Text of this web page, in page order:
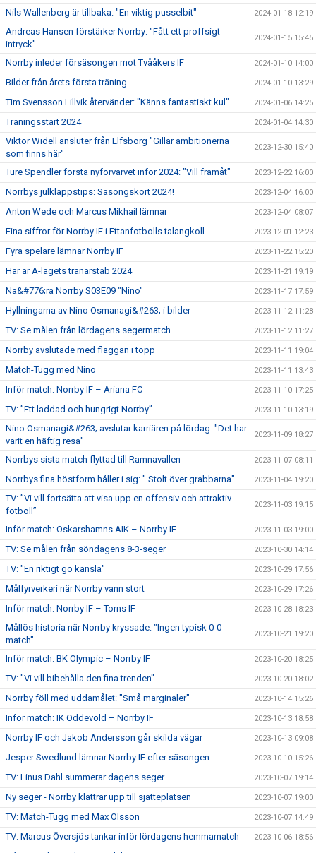
Nils Wallenberg är tillbaka: "En viktig pusselbit" 2024-01-18 12:19
Andreas Hansen förstärker Norrby: "Fått ett proffsigt
intryck"
2024-01-15 15:45
Norrby inleder försäsongen mot Tvååkers IF 2024-01-10 14:00
Bilder från årets första träning 2024-01-10 13:29
Tim Svensson Lillvik återvänder: "Känns fantastiskt kul" 2024-01-06 14:25
Träningsstart 2024 2024-01-04 14:30
Viktor Widell ansluter från Elfsborg "Gillar ambitionerna
som finns här"
2023-12-30 15:40
Ture Spendler första nyförvärvet inför 2024: "Vill framåt" 2023-12-22 16:00
Norrbys julklappstips: Säsongskort 2024! 2023-12-04 16:00
Anton Wede och Marcus Mikhail lämnar 2023-12-04 08:07
Fina siffror för Norrby IF i Ettanfotbolls talangkoll 2023-12-01 12:23
Fyra spelare lämnar Norrby IF 2023-11-22 15:20
Här är A-lagets tränarstab 2024 2023-11-21 19:19
Na&#776;ra Norrby S03E09 "Nino" 2023-11-17 17:59
Hyllningarna av Nino Osmanagi&#263; i bilder 2023-11-12 11:28
TV: Se målen från lördagens segermatch 2023-11-12 11:27
Norrby avslutade med flaggan i topp 2023-11-11 19:04
Match-Tugg med Nino 2023-11-11 13:43
Inför match: Norrby IF – Ariana FC 2023-11-10 17:25
TV: ”Ett laddad och hungrigt Norrby” 2023-11-10 13:19
Nino Osmanagi&#263; avslutar karriären på lördag: "Det har
varit en häftig resa"
2023-11-09 18:27
Norrbys sista match flyttad till Ramnavallen 2023-11-07 08:11
Norrbys fina höstform håller i sig: " Stolt över grabbarna" 2023-11-04 19:20
TV: ”Vi vill fortsätta att visa upp en offensiv och attraktiv
fotboll”
2023-11-03 19:15
Inför match: Oskarshamns AIK – Norrby IF 2023-11-03 19:00
TV: Se målen från söndagens 8-3-seger 2023-10-30 14:14
TV: "En riktigt go känsla" 2023-10-29 17:56
Målfyrverkeri när Norrby vann stort 2023-10-29 17:26
Inför match: Norrby IF – Torns IF 2023-10-28 18:23
Mållös historia när Norrby kryssade: "Ingen typisk 0-0-
match"
2023-10-21 19:20
Inför match: BK Olympic – Norrby IF 2023-10-20 18:25
TV: "Vi vill bibehålla den fina trenden" 2023-10-20 18:02
Norrby föll med uddamålet: "Små marginaler" 2023-10-14 15:26
Inför match: IK Oddevold – Norrby IF 2023-10-13 18:58
Norrby IF och Jakob Andersson går skilda vägar 2023-10-13 09:08
Jesper Swedlund lämnar Norrby IF efter säsongen 2023-10-10 15:26
TV: Linus Dahl summerar dagens seger 2023-10-07 19:14
Ny seger - Norrby klättrar upp till sjätteplatsen 2023-10-07 19:00
TV: Match-Tugg med Max Olsson 2023-10-07 14:49
TV: Marcus Översjös tankar inför lördagens hemmamatch 2023-10-06 18:56